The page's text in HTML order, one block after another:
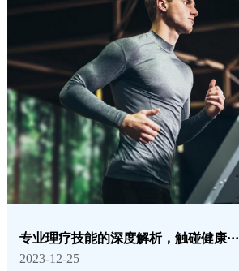
专业理疗技能的深度解析，触碰健康···
2023-12-25